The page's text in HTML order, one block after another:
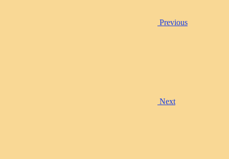
Previous
Next